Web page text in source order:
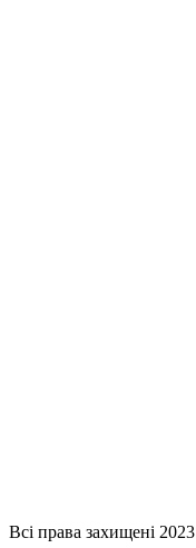
Всі права захищені 2023